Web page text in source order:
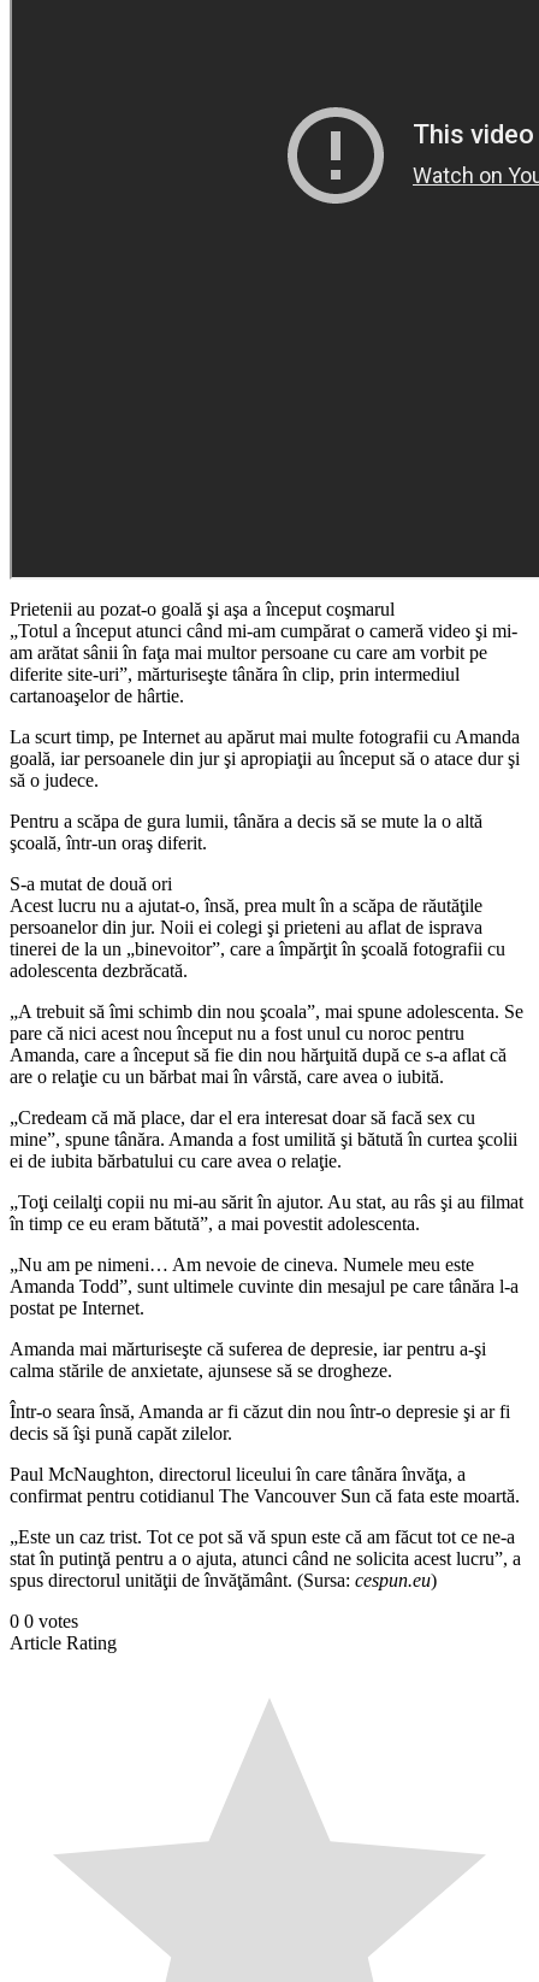
Prietenii au pozat-o goală şi aşa a început coşmarul
„Totul a început atunci când mi-am cumpărat o cameră video şi mi-
am arătat sânii în faţa mai multor persoane cu care am vorbit pe
diferite site-uri”, mărturiseşte tânăra în clip, prin intermediul
cartanoaşelor de hârtie.
La scurt timp, pe Internet au apărut mai multe fotografii cu Amanda
goală, iar persoanele din jur şi apropiaţii au început să o atace dur şi
să o judece.
Pentru a scăpa de gura lumii, tânăra a decis să se mute la o altă
şcoală, într-un oraş diferit.
S-a mutat de două ori
Acest lucru nu a ajutat-o, însă, prea mult în a scăpa de răutăţile
persoanelor din jur. Noii ei colegi şi prieteni au aflat de isprava
tinerei de la un „binevoitor”, care a împărţit în şcoală fotografii cu
adolescenta dezbrăcată.
„A trebuit să îmi schimb din nou şcoala”, mai spune adolescenta. Se
pare că nici acest nou început nu a fost unul cu noroc pentru
Amanda, care a început să fie din nou hărţuită după ce s-a aflat că
are o relaţie cu un bărbat mai în vârstă, care avea o iubită.
„Credeam că mă place, dar el era interesat doar să facă sex cu
mine”, spune tânăra. Amanda a fost umilită şi bătută în curtea şcolii
ei de iubita bărbatului cu care avea o relaţie.
„Toţi ceilalţi copii nu mi-au sărit în ajutor. Au stat, au râs şi au filmat
în timp ce eu eram bătută”, a mai povestit adolescenta.
„Nu am pe nimeni… Am nevoie de cineva. Numele meu este
Amanda Todd”, sunt ultimele cuvinte din mesajul pe care tânăra l-a
postat pe Internet.
Amanda mai mărturiseşte că suferea de depresie, iar pentru a-şi
calma stările de anxietate, ajunsese să se drogheze.
Într-o seara însă, Amanda ar fi căzut din nou într-o depresie şi ar fi
decis să îşi pună capăt zilelor.
Paul McNaughton, directorul liceului în care tânăra învăţa, a
confirmat pentru cotidianul The Vancouver Sun că fata este moartă.
„Este un caz trist. Tot ce pot să vă spun este că am făcut tot ce ne-a
stat în putinţă pentru a o ajuta, atunci când ne solicita acest lucru”, a
spus directorul unităţii de învăţământ. (Sursa: cespun.eu)
0 0 votes
Article Rating